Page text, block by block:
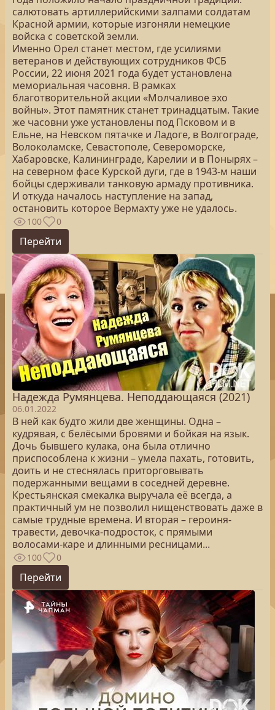
салютовать артиллерийскими залпами солдатам
Красной армии, которые изгоняли немецкие
войска с советской земли.
Именно Орел станет местом, где усилиями
ветеранов и действующих сотрудников ФСБ
России, 22 июня 2021 года будет установлена
мемориальная часовня. В рамках
благотворительной акции «Молчаливое эхо
войны». Этот памятник станет тринадцатым. Такие
же часовни уже установлены под Псковом и в
Ельне, на Невском пятачке и Ладоге, в Волгограде,
Волоколамске, Севастополе, Североморске,
Хабаровске, Калининграде, Карелии и в Понырях –
на северном фасе Курской дуги, где в 1943-м наши
бойцы сдерживали танковую армаду противника.
И откуда началось наступление на запад,
остановить которое Вермахту уже не удалось.
100 0
Перейти
Надежда Румянцева. Неподдающаяся (2021)
06.01.2022
В ней как будто жили две женщины. Одна –
кудрявая, с белёсыми бровями и бойкая на язык.
Дочь бывшего кулака, она была отлично
приспособлена к жизни – умела пахать, готовить,
доить и не стеснялась приторговывать
подержанными вещами в соседней деревне.
Крестьянская смекалка выручала её всегда, а
практичный ум не позволил нищенствовать даже в
самые трудные времена. И вторая – героиня-
травести, девочка-подросток, с прямыми
волосами-каре и длинными ресницами...
100 0
Перейти